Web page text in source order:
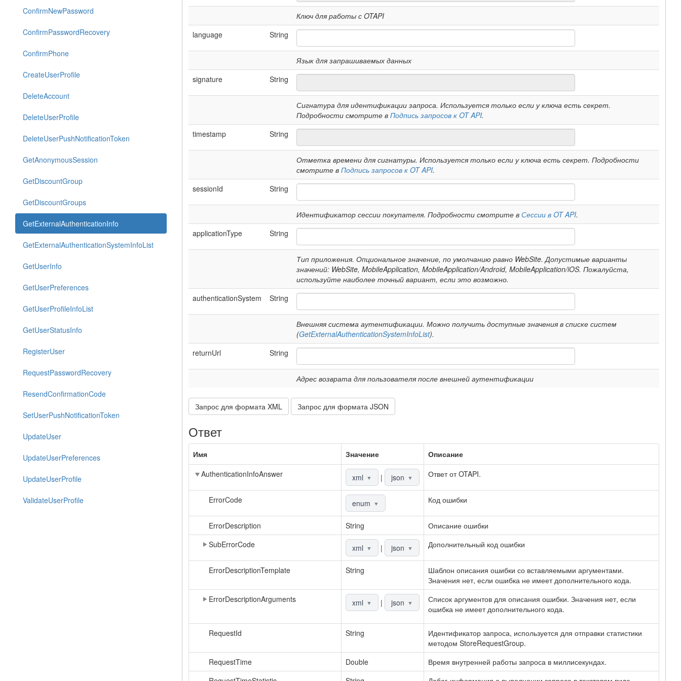
ConfirmNewPassword
ConfirmPasswordRecovery
ConfirmPhone
CreateUserProfile
DeleteAccount
DeleteUserProfile
DeleteUserPushNotificationToken
GetAnonymousSession
GetDiscountGroup
GetDiscountGroups
GetExternalAuthenticationInfo
GetExternalAuthenticationSystemInfoList
GetUserInfo
GetUserPreferences
GetUserProfileInfoList
GetUserStatusInfo
RegisterUser
RequestPasswordRecovery
ResendConfirmationCode
SetUserPushNotificationToken
UpdateUser
UpdateUserPreferences
UpdateUserProfile
ValidateUserProfile
Ключ для работы с OTAPI
language
String
Язык для запрашиваемых данных
signature
String
Сигнатура для идентификации запроса. Используется только если у ключа есть секрет.
Подробности смотрите в Подпись запросов к OT API.
timestamp
String
Отметка времени для сигнатуры. Используется только если у ключа есть секрет. Подробности
смотрите в Подпись запросов к OT API.
sessionId
String
Идентификатор сессии покупателя. Подробности смотрите в Сессии в OT API.
applicationType
String
Тип приложения. Опциональное значение, по умолчанию равно WebSite. Допустимые варианты
значений: WebSite, MobileApplication, MobileApplication/Android, MobileApplication/iOS. Пожалуйста,
используйте наиболее точный вариант, если это возможно.
authenticationSystem
String
Внешняя система аутентификации. Можно получить доступные значения в списке систем
(GetExternalAuthenticationSystemInfoList).
returnUrl
String
Адрес возврата для пользователя после внешней аутентификации
Запрос для формата XML Запрос для формата JSON
Ответ
Имя Значение
Описание
AuthenticationInfoAnswer
xml ▼ | json ▼ Ответ от OTAPI.
ErrorCode enum ▼ Код ошибки
ErrorDescription String
Описание ошибки
SubErrorCode
xml ▼ | json ▼ Дополнительный код ошибки
ErrorDescriptionTemplate String
Шаблон описания ошибки со вставляемыми аргументами.
Значения нет, если ошибка не имеет дополнительного кода.
ErrorDescriptionArguments
xml ▼ | json ▼
Список аргументов для описания ошибки. Значения нет, если
ошибка не имеет дополнительного кода.
RequestId String
Идентификатор запроса, используется для отправки статистики
методом StoreRequestGroup.
RequestTime
Double
Время внутренней работы запроса в миллисекундах.